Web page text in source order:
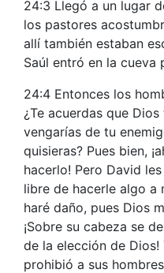
24:3 Llegó a un lugar
los pastores
allí también estaban
Saúl entró en la cueva
24:4 Entonces los
¿Te acuerdas que
vengarías de tu
quisieras? Pues bien,
hacerlo! Pero David
libre de hacerle algo a
haré daño, pues Dios
¡Sobre su cabeza se
de la elección de Dios!
prohibió a sus